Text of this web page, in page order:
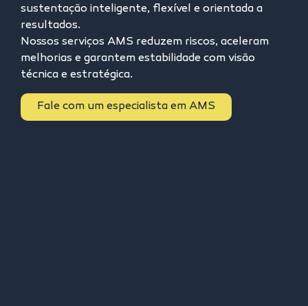
sustentação inteligente, flexível e orientada a
resultados.
Nossos serviços AMS reduzem riscos, aceleram
melhorias e garantem estabilidade com visão
técnica e estratégica.
Fale com um especialista em AMS